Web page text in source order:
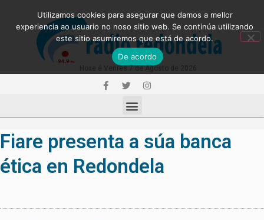
Fiare presenta a súa banca
ética en Redondela
Utilizamos cookies para asegurar que damos a mellor
experiencia ao usuario no noso sitio web. Se continúa utilizando
este sitio asumiremos que está de acordo.
De acordo